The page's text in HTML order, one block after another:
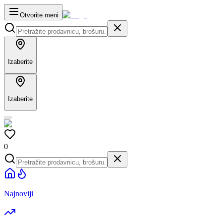
Otvorite meni
Izaberite
Izaberite
0
Najnoviji